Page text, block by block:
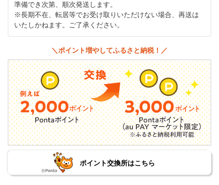
準備でき次第、順次発送します。
※長期不在、転居等でお受け取りいただけない場合、再送は
いたしかねます。ご了承ください。
＼ポイント増やしてふるさと納税！／
ポイント交換所はこちら